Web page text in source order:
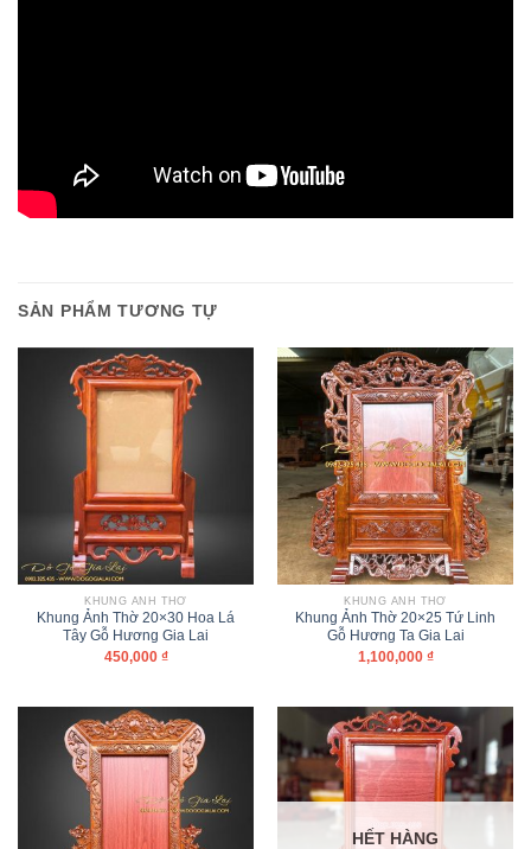
SẢN PHẨM TƯƠNG TỰ
KHUNG ẢNH THỜ
Khung Ảnh Thờ 20×30 Hoa Lá
Tây Gỗ Hương Gia Lai
450,000 ₫
KHUNG ẢNH THỜ
Khung Ảnh Thờ 20×25 Tứ Linh
Gỗ Hương Ta Gia Lai
1,100,000 ₫
HẾT HÀNG